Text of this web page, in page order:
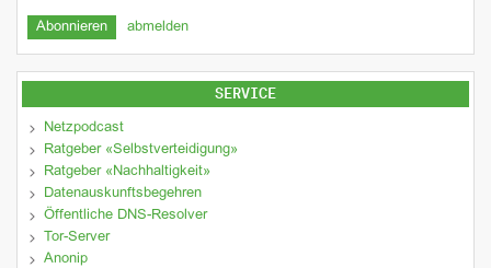
abmelden
SERVICE
Netzpodcast
Ratgeber «Selbstverteidigung»
Ratgeber «Nachhaltigkeit»
Datenauskunftsbegehren
Öffentliche DNS-Resolver
Tor-Server
Anonip